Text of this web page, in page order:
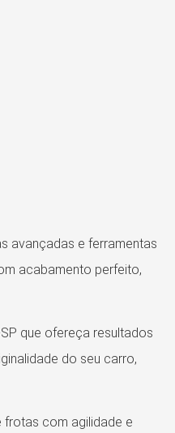
avançadas e ferramentas
acabamento perfeito,
que ofereça resultados
do seu carro,
frotas com agilidade e